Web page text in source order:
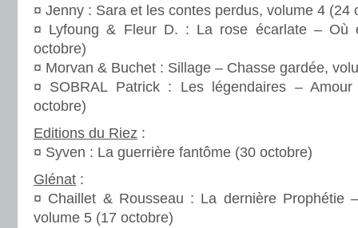
¤ Jenny : Sara et les contes perdus, volume 4 (24
¤ Lyfoung & Fleur D. : La rose écarlate – Où
octobre)
¤ Morvan & Buchet : Sillage – Chasse gardée,
¤ SOBRAL Patrick : Les légendaires –
octobre)
Editions du Riez :
¤ Syven : La guerrière fantôme (30 octobre)
Glénat :
¤ Chaillet & Rousseau : La dernière Prophétie
volume 5 (17 octobre)